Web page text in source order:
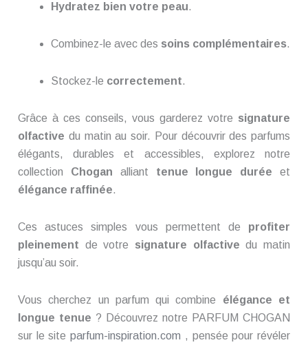
Hydratez bien votre peau.
Combinez-le avec des soins complémentaires.
Stockez-le correctement.
Grâce à ces conseils, vous garderez votre signature
olfactive du matin au soir. Pour découvrir des parfums
élégants, durables et accessibles, explorez notre
collection Chogan alliant tenue longue durée et
élégance raffinée.
Ces astuces simples vous permettent de profiter
pleinement de votre signature olfactive du matin
jusqu’au soir.
Vous cherchez un parfum qui combine élégance et
longue tenue ? Découvrez notre PARFUM CHOGAN
sur le siteparfum-inspiration.com , pensée pour révéler